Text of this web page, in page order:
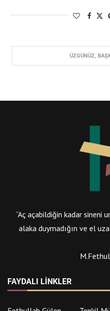
“Aç açabildiğin kadar sineni
alaka duymadığın ve el
Herkul
Respect